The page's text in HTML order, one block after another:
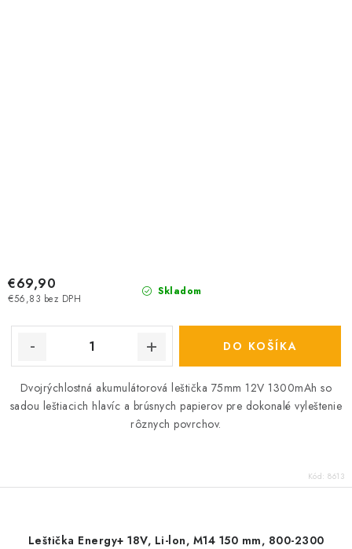
Skladom
€56,83 bez DPH
€69,90
DO KOŠÍKA
Dvojrýchlostná akumulátorová leštička 75mm 12V 1300mAh so
sadou leštiacich hlavíc a brúsnych papierov pre dokonalé vyleštenie
rôznych povrchov.
Kód: 8613
Leštička Energy+ 18V, Li-lon, M14 150 mm, 800-2300